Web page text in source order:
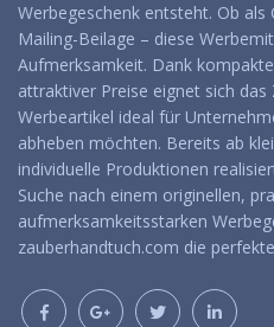
Werbegeschenk entsteht. Ob
Mailing-Beilage – diese
Aufmerksamkeit. Dank
attraktiver Preise eignet sich das
Werbeartikel ideal für
abheben möchten. Bereits ab
individuelle Produktionen
Suche nach einem originellen,
aufmerksamkeitsstarken
zauberhandtuch.com die